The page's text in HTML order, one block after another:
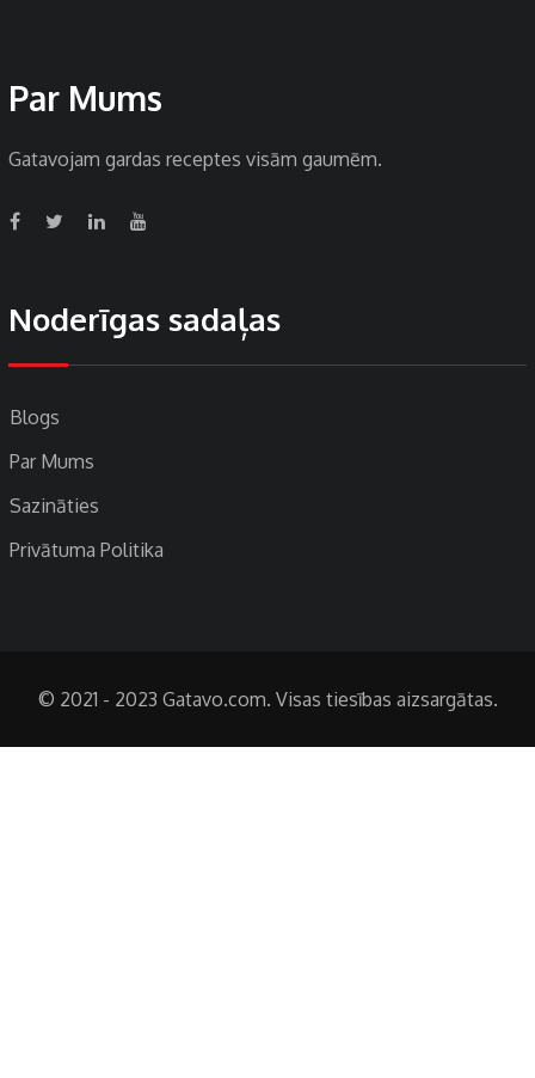
Par Mums
Gatavojam gardas receptes visām gaumēm.
Noderīgas sadaļas
Blogs
Par Mums
Sazināties
Privātuma Politika
© 2021 - 2023 Gatavo.com. Visas tiesības aizsargātas.